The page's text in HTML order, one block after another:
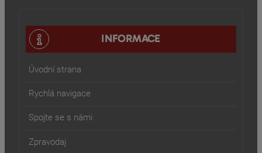
INFORMACE
Úvodní strana
Rychlá navigace
Spojte se s námi
Zpravodaj